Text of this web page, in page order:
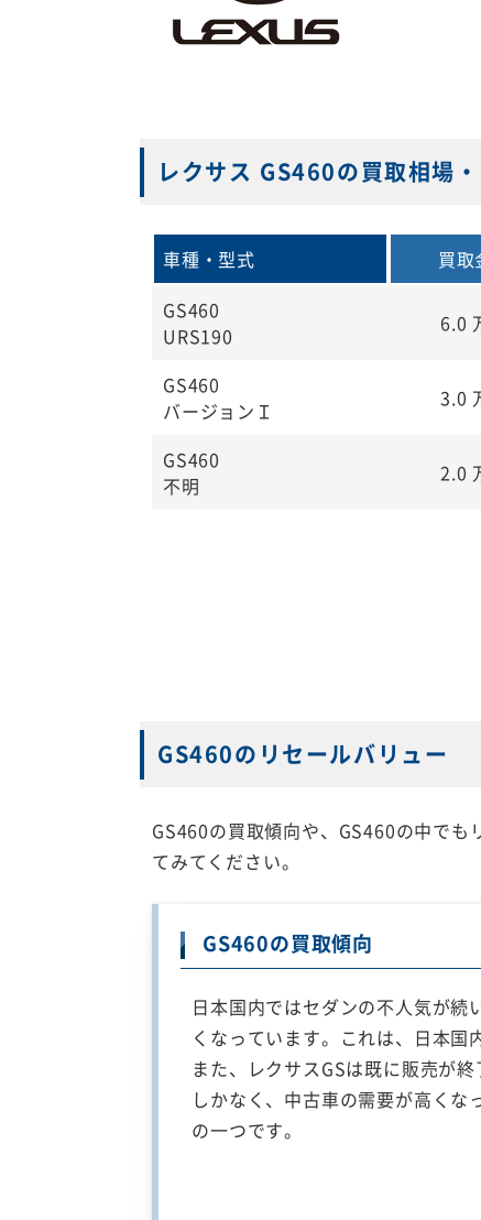
レクサス GS460の買取相場
車種・型式 買取
GS460
URS190
6.0
GS460
バージョンＩ
3.0
GS460
不明
2.0
GS460のリセールバリュー
GS460の買取傾向や、GS460の中で
てみてください。
GS460の買取傾向
日本国内ではセダンの不人気が続
くなっています。これは、日本国
また、レクサスGSは既に販売が
しかなく、中古車の需要が高く
の一つです。